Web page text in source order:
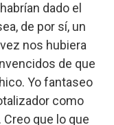
dado el
de por sí, un
nos hubiera
de que
Yo fantaseo
como
que lo que